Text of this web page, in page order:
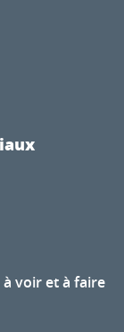
voir et à faire